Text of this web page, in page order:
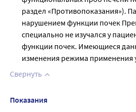
раздел «Противопоказания»).
нарушением функции почек
специально не изучался у
функции почек. Имеющиеся
изменения режима применения
Свернуть
Показания